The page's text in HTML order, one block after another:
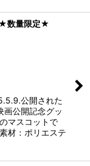
★数量限定★
公開された
画公開記念グッ
マスコットで
材：ポリエステ